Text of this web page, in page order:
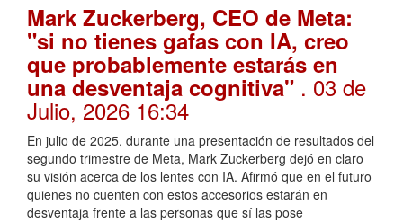
Mark Zuckerberg, CEO de Meta:
"si no tienes gafas con IA, creo
que probablemente estarás en
una desventaja cognitiva" . 03 de
Julio, 2026 16:34
En julio de 2025, durante una presentación de resultados del
segundo trimestre de Meta, Mark Zuckerberg dejó en claro
su visión acerca de los lentes con IA. Afirmó que en el futuro
quienes no cuenten con estos accesorios estarán en
desventaja frente a las personas que sí las pose